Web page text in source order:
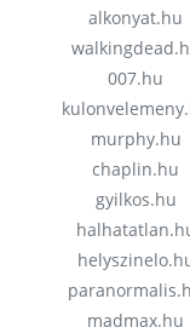
alkonyat.hu
007.hu
murphy.hu
chaplin.hu
gyilkos.hu
madmax.hu